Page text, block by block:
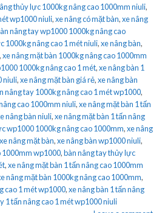
thủy lực 1000kg nâng cao 1000mm niuli,
wp1000 niuli,xe nâng có mặt bàn,xe nâng
nâng tay wp1000 1000kg nâng cao
1000kg nâng cao 1 mét niuli,xe nâng bàn,
,xe nâng mặt bàn 1000kg nâng cao 1000mm
1000kg nâng cao 1 mét,xe nâng bàn 1
niuli,xe nâng mặt bàn giá rẻ,xe nâng bàn
nâng tay 1000kg nâng cao 1 mét wp1000,
cao 1000mm niuli,xe nâng mặt bàn 1 tấn
nâng bàn niuli,xe nâng mặt bàn 1 tấn nâng
wp1000 1000kg nâng cao 1000mm,xe nâng
xe nâng mặt bàn,xe nâng bàn wp1000 niuli,
1000mm wp1000,bàn nâng tay thủy lực
,xe nâng mặt bàn 1 tấn nâng cao 1000mm
nâng mặt bàn 1000kg nâng cao 1000mm,
cao 1 mét wp1000,xe nâng bàn 1 tấn nâng
1 tấn nâng cao 1 mét wp1000 niuli